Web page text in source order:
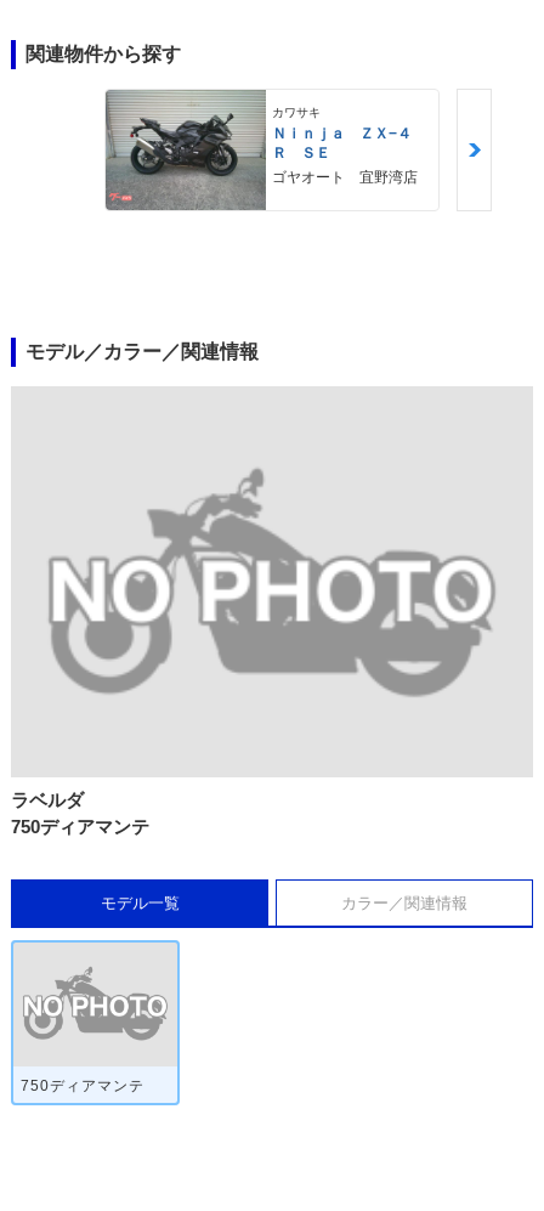
関連物件から探す
カワサキ
Ｎｉｎｊａ ＺＸ−４
Ｒ ＳＥ
ゴヤオート 宜野湾店
モデル／カラー／関連情報
ラベルダ
750ディアマンテ
モデル一覧 カラー／関連情報
750ディアマンテ